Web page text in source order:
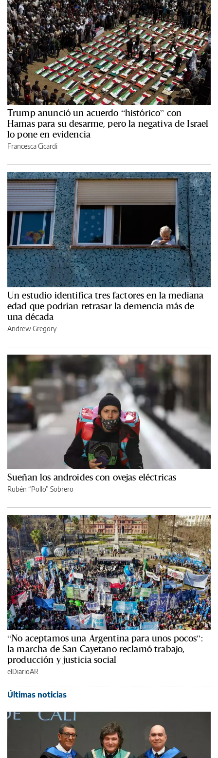
Trump anunció un acuerdo “histórico” con
Hamas para su desarme, pero la negativa de Israel
lo pone en evidencia
Francesca Cicardi
Un estudio identifica tres factores en la mediana
edad que podrían retrasar la demencia más de
una década
Andrew Gregory
Sueñan los androides con ovejas eléctricas
Rubén “Pollo” Sobrero
“No aceptamos una Argentina para unos pocos”:
la marcha de San Cayetano reclamó trabajo,
producción y justicia social
elDiarioAR
Últimas noticias